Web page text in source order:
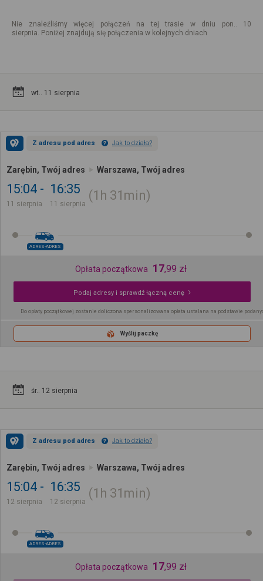
Nie znaleźliśmy więcej połączeń na tej trasie w dniu pon.. 10
sierpnia. Poniżej znajdują się połączenia w kolejnych dniach
wt.. 11 sierpnia
Z adresu pod adres Jak to działa?
Zarębin, Twój adres Warszawa, Twój adres
15:04
11 sierpnia
16:35
11 sierpnia
1h 31min
ADRES-ADRES
Opłata początkowa 17,99 zł
Podaj adresy i sprawdź łączną cenę
Do opłaty początkowej zostanie doliczona spersonalizowana opłata ustalana na podstawie
Wyślij paczkę
śr.. 12 sierpnia
Z adresu pod adres Jak to działa?
Zarębin, Twój adres Warszawa, Twój adres
15:04
12 sierpnia
16:35
12 sierpnia
1h 31min
ADRES-ADRES
Opłata początkowa 17,99 zł